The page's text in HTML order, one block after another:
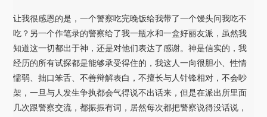
让我很感恩的是，一个警察吃完晚饭给我带了一个馒头问我吃不
吃？另一个作笔录的警察给了我一瓶水和一盒好丽友派，虽然我
知道这一切都出于神，还是对他们表达了感谢。神是信实的，我
经历的所有试探都是能够承受得住的，我这人一向很胆小、性情
懦弱、拙口笨舌、不善辩解表白，不擅长与人针锋相对，不会吵
架，一旦与人发生争执都会气得说不出话来，但是在派出所里面
几次跟警察交流，都振振有词，居然每次都把警察说得没话说，